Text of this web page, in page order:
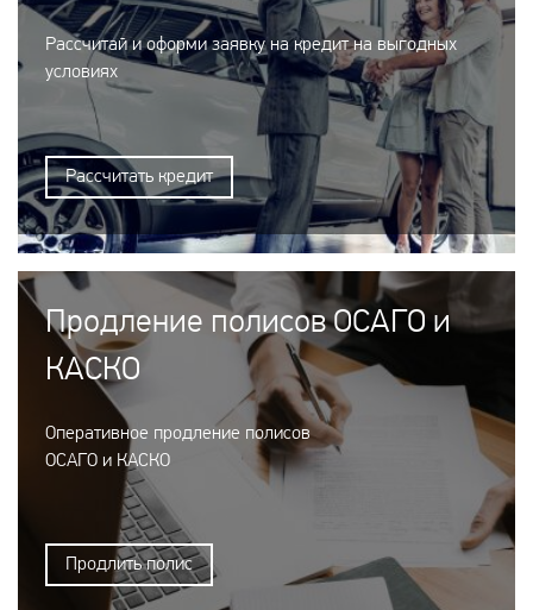
Рассчитай и оформи заявку на кредит на выгодных
условиях
Рассчитать кредит
Продление полисов ОСАГО и
КАСКО
Оперативное продление полисов
ОСАГО и КАСКО
Продлить полис